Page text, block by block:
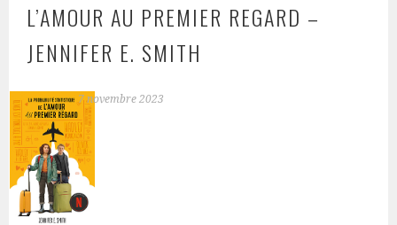
L’AMOUR AU PREMIER REGARD –
JENNIFER E. SMITH
7 novembre 2023